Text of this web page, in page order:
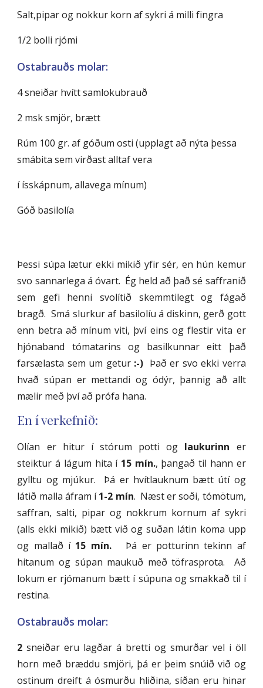
Salt,pipar og nokkur korn af sykri á milli fingra
1/2 bolli rjómi
Ostabrauðs molar:
4 sneiðar hvítt samlokubrauð
2 msk smjör, brætt
Rúm 100 gr. af góðum osti (upplagt að nýta þessa
smábita sem virðast alltaf vera
í ísskápnum, allavega mínum)
Góð basilolía
Þessi súpa lætur ekki mikið yfir sér, en hún kemur
svo sannarlega á óvart. Ég held að það sé saffranið
sem gefi henni svolítið skemmtilegt og fágað
bragð. Smá slurkur af basilolíu á diskinn, gerð gott
enn betra að mínum viti, því eins og flestir vita er
hjónaband tómatarins og basilkunnar eitt það
farsælasta sem um getur :-) Það er svo ekki verra
hvað súpan er mettandi og ódýr, þannig að allt
mælir með því að prófa hana.
En í verkefnið:
Olían er hitur í stórum potti og laukurinn er
steiktur á lágum hita í 15 mín., þangað til hann er
gylltu og mjúkur. Þá er hvítlauknum bætt útí og
látið malla áfram í1-2 mín. Næst er soði, tómötum,
saffran, salti, pipar og nokkrum kornum af sykri
(alls ekki mikið) bætt við og suðan látin koma upp
og mallað í 15 mín.Þá er potturinn tekinn af
hitanum og súpan maukuð með töfrasprota. Að
lokum er rjómanum bætt í súpuna og smakkað til í
restina.
Ostabrauðs molar:
2 sneiðar eru lagðar á bretti og smurðar vel i öll
horn með bræddu smjöri, þá er þeim snúið við og
ostinum dreift á ósmurðu hliðina, síðan eru hinar